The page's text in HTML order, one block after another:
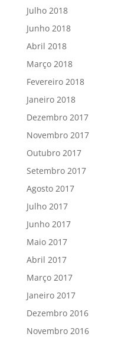
Julho 2018
Junho 2018
Abril 2018
Março 2018
Fevereiro 2018
Janeiro 2018
Dezembro 2017
Novembro 2017
Outubro 2017
Setembro 2017
Agosto 2017
Julho 2017
Junho 2017
Maio 2017
Abril 2017
Março 2017
Janeiro 2017
Dezembro 2016
Novembro 2016